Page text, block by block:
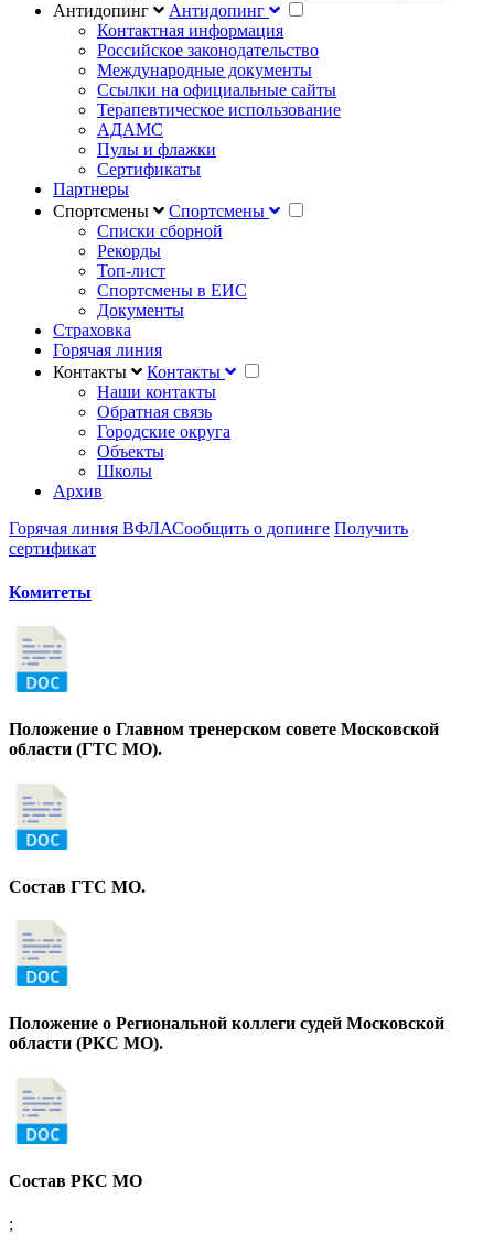
Антидопинг
Антидопинг
Контактная информация
Российское законодательство
Международные документы
Ссылки на официальные сайты
Терапевтическое использование
АДАМС
Пулы и флажки
Сертификаты
Партнеры
Спортсмены
Спортсмены
Списки сборной
Рекорды
Топ-лист
Спортсмены в ЕИС
Документы
Страховка
Горячая линия
Контакты
Контакты
Наши контакты
Обратная связь
Городские округа
Объекты
Школы
Архив
Горячая линия ВФЛАСообщить о допинге Получить
сертификат
Комитеты
Положение о Главном тренерском совете Московской
области (ГТС МО).
Состав ГТС МО.
Положение о Региональной коллеги судей Московской
области (РКС МО).
Состав РКС МО
;